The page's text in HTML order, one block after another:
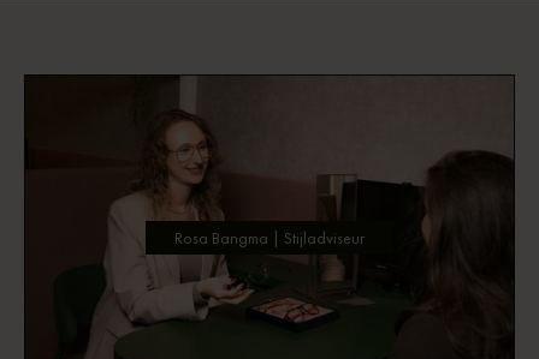
Rosa Bangma | Stijladviseur